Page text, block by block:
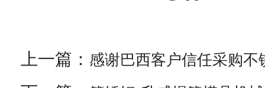
上一篇： 感谢巴西客户信任采购不